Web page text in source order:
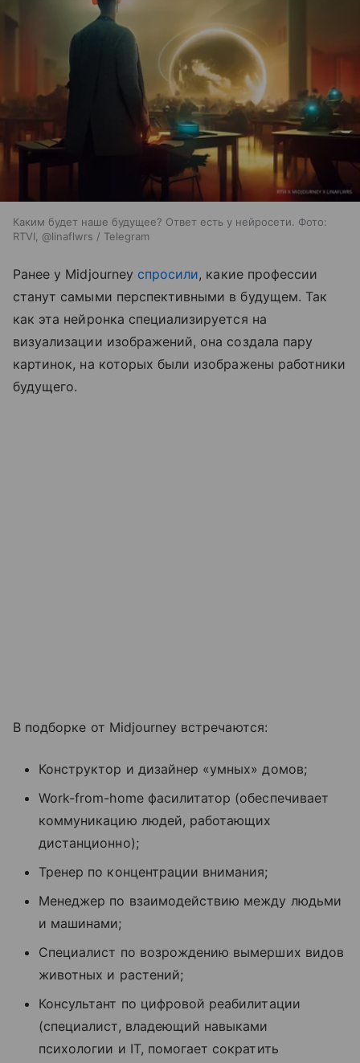
Каким будет наше будущее? Ответ есть у нейросети. Фото:
RTVI, @linaflwrs / Telegram
Ранее у Midjourney спросили, какие профессии
станут самыми перспективными в будущем. Так
как эта нейронка специализируется на
визуализации изображений, она создала пару
картинок, на которых были изображены работники
будущего.
В подборке от Midjourney встречаются:
Конструктор и дизайнер «умных» домов;
Work-from-home фасилитатор (обеспечивает
коммуникацию людей, работающих
дистанционно);
Тренер по концентрации внимания;
Менеджер по взаимодействию между людьми
и машинами;
Специалист по возрождению вымерших видов
животных и растений;
Консультант по цифровой реабилитации
(специалист, владеющий навыками
психологии и IT, помогает сократить